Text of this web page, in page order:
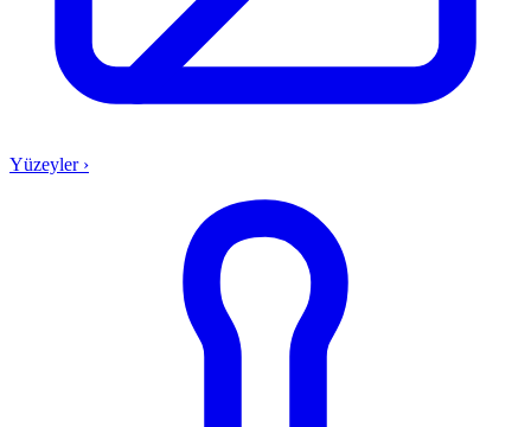
Yüzeyler ›